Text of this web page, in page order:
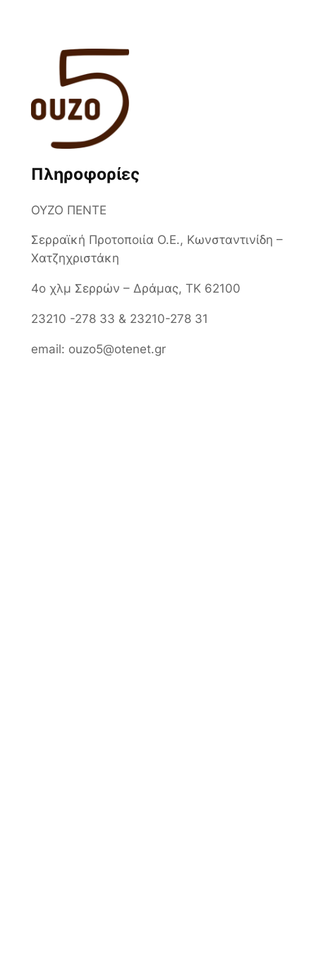
Πληροφορίες
ΟΥΖΟ ΠΕΝΤΕ
Σερραϊκή Προτοποιία Ο.Ε., Κωνσταντινίδη –
Χατζηχριστάκη
4ο χλμ Σερρών – Δράμας, ΤΚ 62100
23210 -278 33 & 23210-278 31
email: ouzo5@otenet.gr